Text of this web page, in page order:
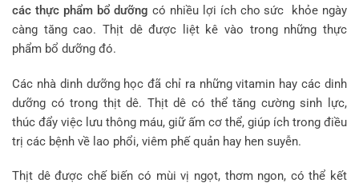
các thực phẩm bổ dưỡng có nhiều lợi ích cho sức khỏe ngày
càng tăng cao. Thịt dê được liệt kê vào trong những thực
phẩm bổ dưỡng đó.
Các nhà dinh dưỡng học đã chỉ ra những vitamin hay các dinh
dưỡng có trong thịt dê. Thịt dê có thể tăng cường sinh lực,
thúc đẩy việc lưu thông máu, giữ ấm cơ thể, giúp ích trong điều
trị các bệnh về lao phổi, viêm phế quản hay hen suyễn.
Thịt dê được chế biến có mùi vị ngọt, thơm ngon, có thể kết